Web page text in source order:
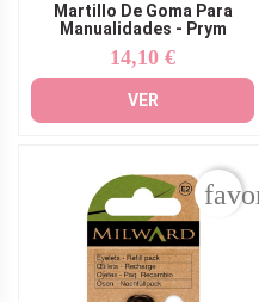
Martillo De Goma Para
Manualidades - Prym
Precio
14,10 €
VER